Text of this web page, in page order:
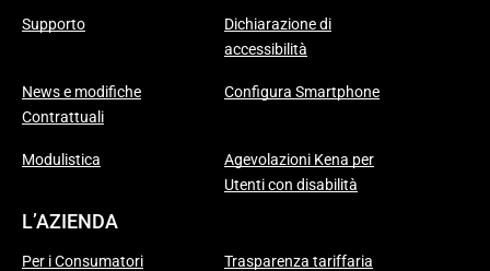
Supporto
Dichiarazione di
accessibilità
News e modifiche
Contrattuali
Configura Smartphone
Modulistica
Agevolazioni Kena per
Utenti con disabilità
L’AZIENDA
Per i Consumatori Trasparenza tariffaria